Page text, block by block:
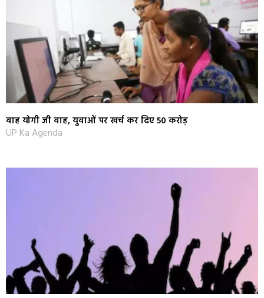
वाह योगी जी वाह, युवाओं पर खर्च कर दिए 50 करोड़
UP Ka Agenda